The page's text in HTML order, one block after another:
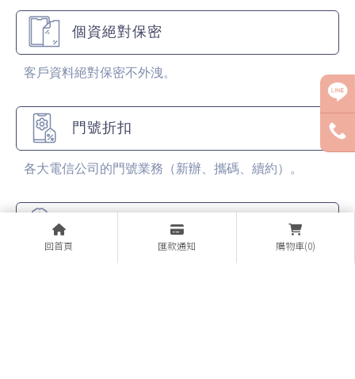
回首頁 匯款通知 購物車(0)
個資絕對保密
客戶資料絕對保密不外洩。
門號折扣
各大電信公司的門號業務（新辦、攜碼、續約）。
各大廠牌手機販售，全面特價販售中！